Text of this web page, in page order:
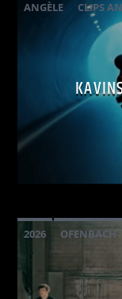
ANGÈLE CLIPS
2026 OFENBACH